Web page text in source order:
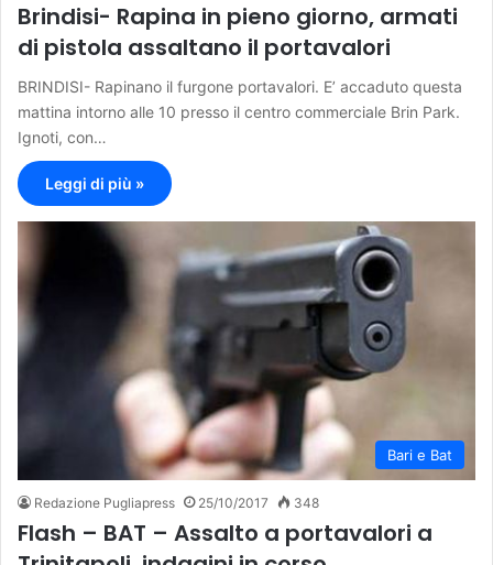
Brindisi- Rapina in pieno giorno, armati
di pistola assaltano il portavalori
BRINDISI- Rapinano il furgone portavalori. E’ accaduto questa
mattina intorno alle 10 presso il centro commerciale Brin Park.
Ignoti, con…
Leggi di più »
Bari e Bat
Redazione Pugliapress 25/10/2017 348
Flash – BAT – Assalto a portavalori a